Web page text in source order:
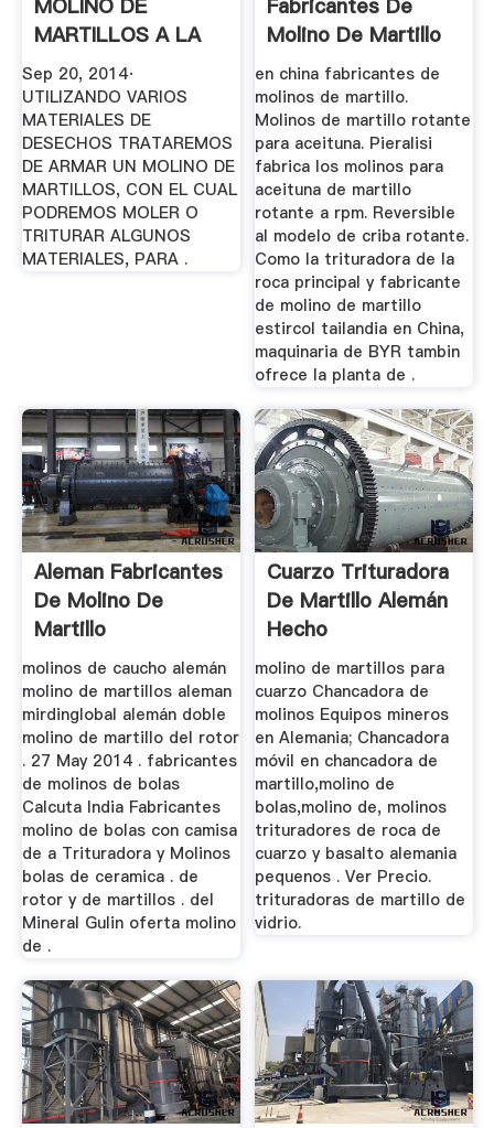
MOLINO DE
MARTILLOS A LA
MEXICANA .
Sep 20, 2014·
UTILIZANDO VARIOS
MATERIALES DE
DESECHOS TRATAREMOS
DE ARMAR UN MOLINO DE
MARTILLOS, CON EL CUAL
PODREMOS MOLER O
TRITURAR ALGUNOS
MATERIALES, PARA .
Fabricantes De
Molino De Martillo
en china fabricantes de
molinos de martillo.
Molinos de martillo rotante
para aceituna. Pieralisi
fabrica los molinos para
aceituna de martillo
rotante a rpm. Reversible
al modelo de criba rotante.
Como la trituradora de la
roca principal y fabricante
de molino de martillo
estircol tailandia en China,
maquinaria de BYR tambin
ofrece la planta de .
Aleman Fabricantes
De Molino De
Martillo
molinos de caucho alemán
molino de martillos aleman
mirdinglobal alemán doble
molino de martillo del rotor
. 27 May 2014 . fabricantes
de molinos de bolas
Calcuta India Fabricantes
molino de bolas con camisa
de a Trituradora y Molinos
bolas de ceramica . de
rotor y de martillos . del
Mineral Gulin oferta molino
de .
Cuarzo Trituradora
De Martillo Alemán
Hecho
molino de martillos para
cuarzo Chancadora de
molinos Equipos mineros
en Alemania; Chancadora
móvil en chancadora de
martillo,molino de
bolas,molino de, molinos
trituradores de roca de
cuarzo y basalto alemania
pequenos . Ver Precio.
trituradoras de martillo de
vidrio.